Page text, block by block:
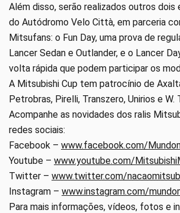
Além disso, serão realizados outros dois
do Autódromo Velo Città, em parceria
Mitsufans: o Fun Day, uma prova de
Lancer Sedan e Outlander, e o Lancer
volta rápida que podem participar os
A Mitsubishi Cup tem patrocínio de
Petrobras, Pirelli, Transzero, Unirios e W.
Acompanhe as novidades dos ralis
redes sociais:
Facebook – www.facebook.com/
Youtube – www.youtube.com/
Twitter – www.twitter.com/
Instagram – www.instagram.com/
Para mais informações, vídeos, fotos e